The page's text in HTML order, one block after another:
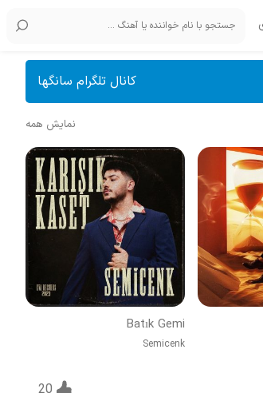
کانال تلگرام سانگها
نمایش همه
Batık Gemi
Semicenk